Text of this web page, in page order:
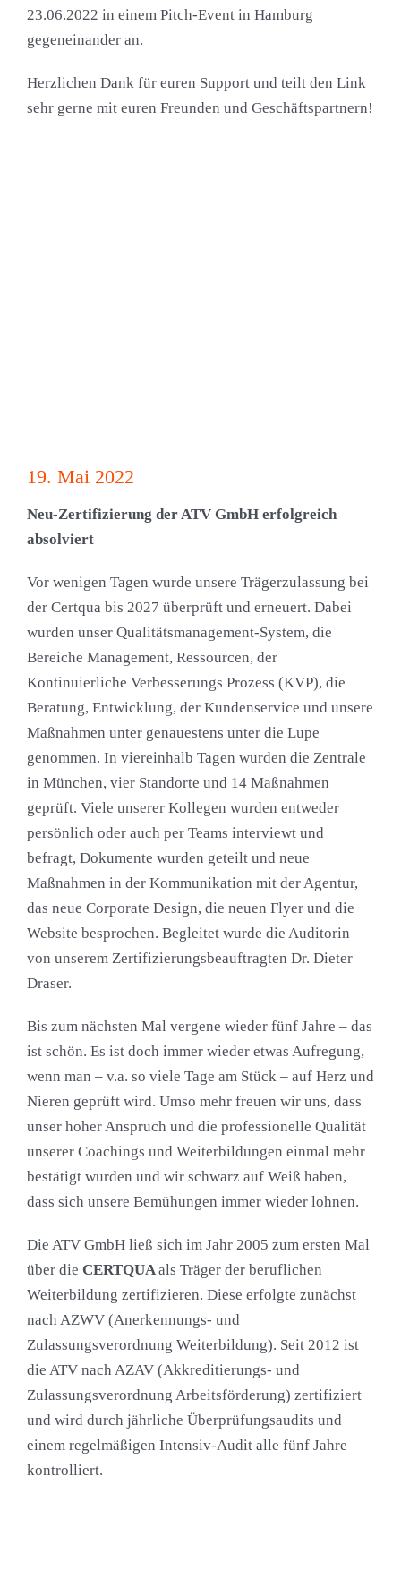
23.06.2022 in einem Pitch-Event in Hamburg
gegeneinander an.
Herzlichen Dank für euren Support und teilt den Link
sehr gerne mit euren Freunden und Geschäftspartnern!
19. Mai 2022
Neu-Zertifizierung der ATV GmbH erfolgreich
absolviert
Vor wenigen Tagen wurde unsere Trägerzulassung bei
der Certqua bis 2027 überprüft und erneuert. Dabei
wurden unser Qualitätsmanagement-System, die
Bereiche Management, Ressourcen, der
Kontinuierliche Verbesserungs Prozess (KVP), die
Beratung, Entwicklung, der Kundenservice und unsere
Maßnahmen unter genauestens unter die Lupe
genommen. In viereinhalb Tagen wurden die Zentrale
in München, vier Standorte und 14 Maßnahmen
geprüft. Viele unserer Kollegen wurden entweder
persönlich oder auch per Teams interviewt und
befragt, Dokumente wurden geteilt und neue
Maßnahmen in der Kommunikation mit der Agentur,
das neue Corporate Design, die neuen Flyer und die
Website besprochen. Begleitet wurde die Auditorin
von unserem Zertifizierungsbeauftragten Dr. Dieter
Draser.
Bis zum nächsten Mal vergene wieder fünf Jahre – das
ist schön. Es ist doch immer wieder etwas Aufregung,
wenn man – v.a. so viele Tage am Stück – auf Herz und
Nieren geprüft wird. Umso mehr freuen wir uns, dass
unser hoher Anspruch und die professionelle Qualität
unserer Coachings und Weiterbildungen einmal mehr
bestätigt wurden und wir schwarz auf Weiß haben,
dass sich unsere Bemühungen immer wieder lohnen.
Die ATV GmbH ließ sich im Jahr 2005 zum ersten Mal
über die CERTQUAals Träger der beruflichen
Weiterbildung zertifizieren. Diese erfolgte zunächst
nach AZWV (Anerkennungs- und
Zulassungsverordnung Weiterbildung). Seit 2012 ist
die ATV nach AZAV (Akkreditierungs- und
Zulassungsverordnung Arbeitsförderung) zertifiziert
und wird durch jährliche Überprüfungsaudits und
einem regelmäßigen Intensiv-Audit alle fünf Jahre
kontrolliert.